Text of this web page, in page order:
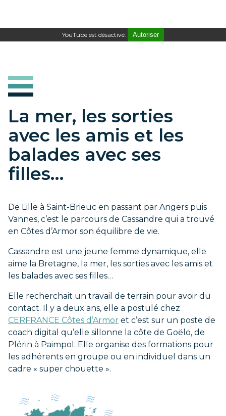
YouTube est désactivé. Autoriser
La mer, les sorties
avec les amis et les
balades avec ses
filles…
De Lille à Saint-Brieuc en passant par Angers puis
Vannes, c’est le parcours de Cassandre qui a trouvé
en Côtes d’Armor son équilibre de vie.
Cassandre est une jeune femme dynamique, elle
aime la Bretagne, la mer, les sorties avec les amis et
les balades avec ses filles…
Elle recherchait un travail de terrain pour avoir du
contact. Il y a deux ans, elle a postulé chez
CERFRANCE Côtes d’Armor et c’est sur un poste de
coach digital qu’elle sillonne la côte de Goëlo, de
Plérin à Paimpol. Elle organise des formations pour
les adhérents en groupe ou en individuel dans un
cadre « super chouette ».